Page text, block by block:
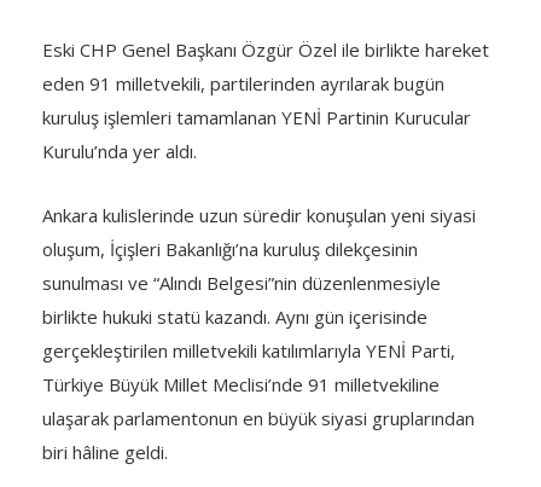
Eski CHP Genel Başkanı Özgür Özel ile birlikte hareket
eden 91 milletvekili, partilerinden ayrılarak bugün
kuruluş işlemleri tamamlanan YENİ Partinin Kurucular
Kurulu’nda yer aldı.
Ankara kulislerinde uzun süredir konuşulan yeni siyasi
oluşum, İçişleri Bakanlığı’na kuruluş dilekçesinin
sunulması ve “Alındı Belgesi”nin düzenlenmesiyle
birlikte hukuki statü kazandı. Aynı gün içerisinde
gerçekleştirilen milletvekili katılımlarıyla YENİ Parti,
Türkiye Büyük Millet Meclisi’nde 91 milletvekiline
ulaşarak parlamentonun en büyük siyasi gruplarından
biri hâline geldi.